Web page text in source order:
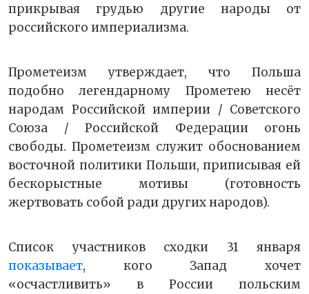
прикрывая грудью другие народы от
российского империализма.
Прометеизм утверждает, что Польша
подобно легендарному Прометею несёт
народам Российской империи / Советского
Союза / Российской Федерации огонь
свободы. Прометеизм служит обоснованием
восточной политики Польши, приписывая ей
бескорыстные мотивы (готовность
жертвовать собой ради других народов).
Список участников сходки 31 января
показывает, кого Запад хочет
«осчастливить» в России польским